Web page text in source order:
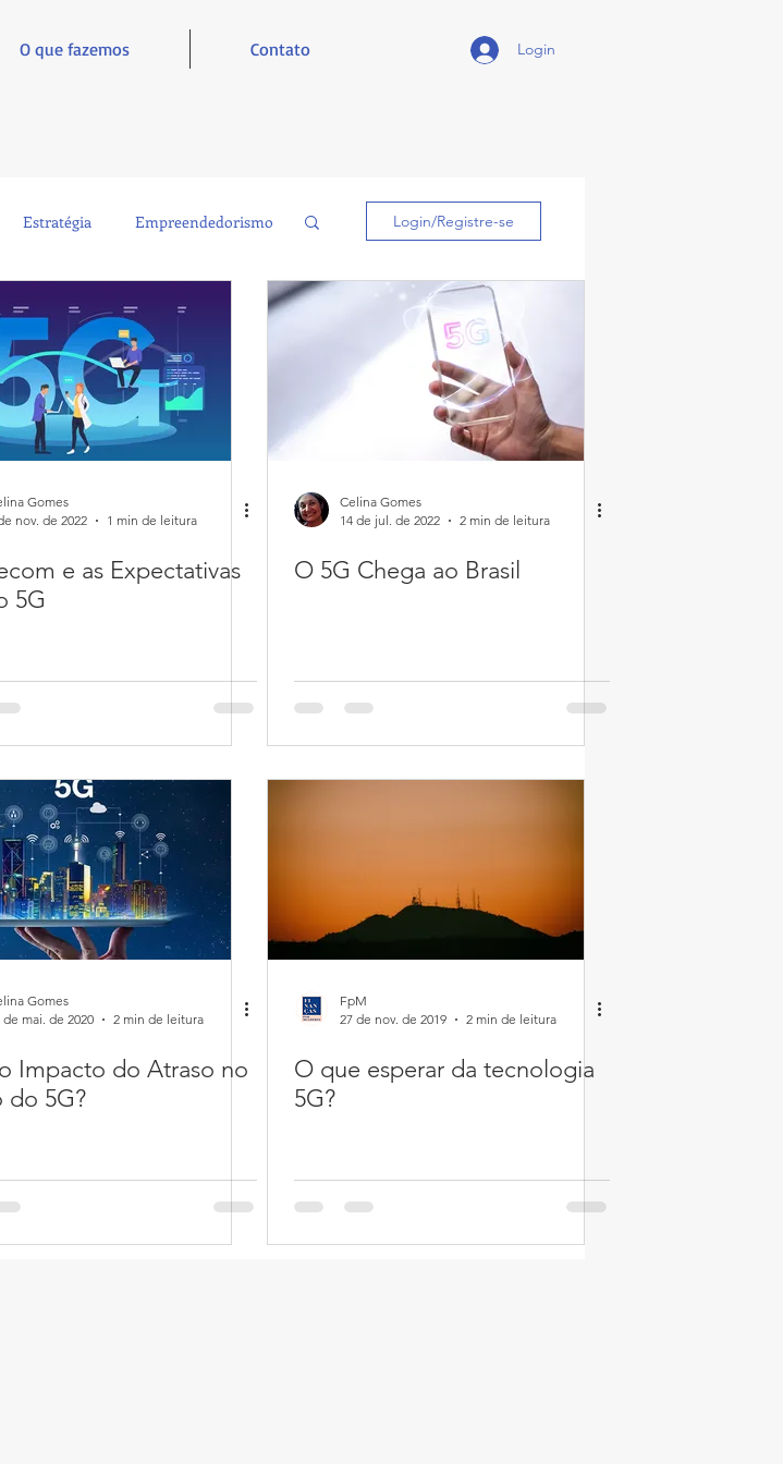
O que fazemos Contato Login
Estratégia Empreendedorismo
Inclusão e Inspiração
Login/Registre-se
Gomes
nov. de 2022
1 min de leitura
e as Expectativas
5G
Celina Gomes
14 de jul. de 2022
2 min de leitura
O 5G Chega ao Brasil
Gomes
de mai. de 2020
2 min de leitura
Impacto do Atraso no
do 5G?
FpM
27 de nov. de 2019
2 min de leitura
O que esperar da tecnologia
5G?